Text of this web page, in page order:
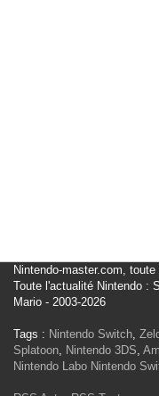
Nintendo-master.com,
Toute l'actualité Nintendo :
Mario - 2003-2026
Tags : Nintendo Switch,
Splatoon, Nintendo 3DS,
Nintendo Labo Nintendo